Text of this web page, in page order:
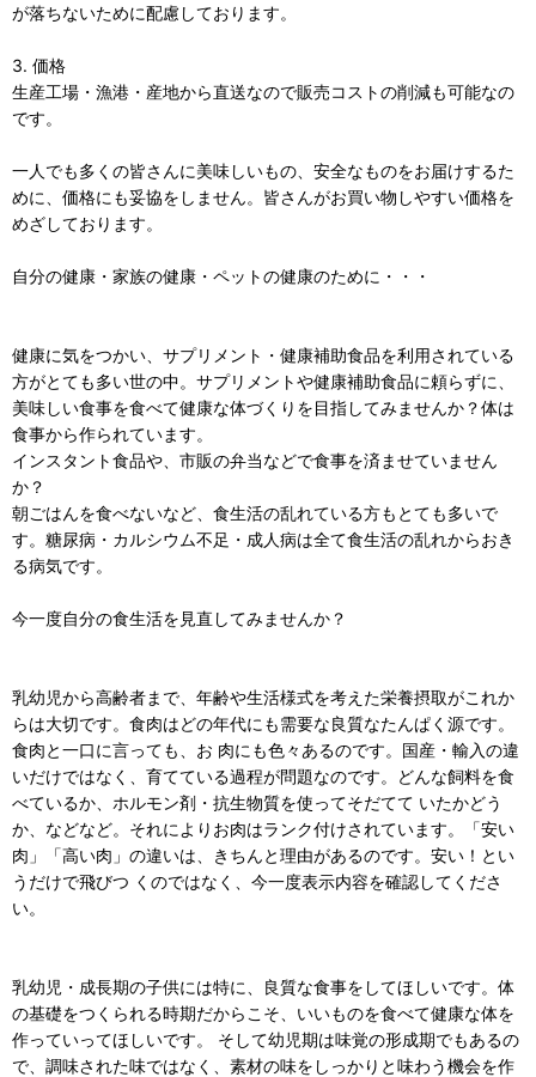
が落ちないために配慮しております。
3. 価格
生産工場・漁港・産地から直送なので販売コストの削減も可能なの
です。
一人でも多くの皆さんに美味しいもの、安全なものをお届けするた
めに、価格にも妥協をしません。皆さんがお買い物しやすい価格を
めざしております。
自分の健康・家族の健康・ペットの健康のために・・・
健康に気をつかい、サプリメント・健康補助食品を利用されている
方がとても多い世の中。サプリメントや健康補助食品に頼らずに、
美味しい食事を食べて健康な体づくりを目指してみませんか？体は
食事から作られています。
インスタント食品や、市販の弁当などで食事を済ませていません
か？
朝ごはんを食べないなど、食生活の乱れている方もとても多いで
す。糖尿病・カルシウム不足・成人病は全て食生活の乱れからおき
る病気です。
今一度自分の食生活を見直してみませんか？
乳幼児から高齢者まで、年齢や生活様式を考えた栄養摂取がこれか
らは大切です。食肉はどの年代にも需要な良質なたんぱく源です。
食肉と一口に言っても、お 肉にも色々あるのです。国産・輸入の違
いだけではなく、育てている過程が問題なのです。どんな飼料を食
べているか、ホルモン剤・抗生物質を使ってそだてて いたかどう
か、などなど。それによりお肉はランク付けされています。「安い
肉」「高い肉」の違いは、きちんと理由があるのです。安い！とい
うだけで飛びつ くのではなく、今一度表示内容を確認してくださ
い。
乳幼児・成長期の子供には特に、良質な食事をしてほしいです。体
の基礎をつくられる時期だからこそ、いいものを食べて健康な体を
作っていってほしいです。 そして幼児期は味覚の形成期でもあるの
で、調味された味ではなく、素材の味をしっかりと味わう機会を作